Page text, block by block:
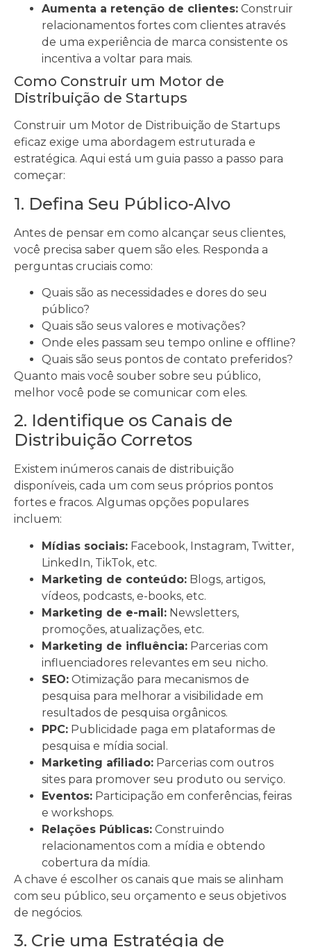
Aumenta a retenção de clientes: Construir
relacionamentos fortes com clientes através
de uma experiência de marca consistente os
incentiva a voltar para mais.
Como Construir um Motor de
Distribuição de Startups
Construir um Motor de Distribuição de Startups
eficaz exige uma abordagem estruturada e
estratégica. Aqui está um guia passo a passo para
começar:
1. Defina Seu Público-Alvo
Antes de pensar em como alcançar seus clientes,
você precisa saber quem são eles. Responda a
perguntas cruciais como:
Quais são as necessidades e dores do seu
público?
Quais são seus valores e motivações?
Onde eles passam seu tempo online e offline?
Quais são seus pontos de contato preferidos?
Quanto mais você souber sobre seu público,
melhor você pode se comunicar com eles.
2. Identifique os Canais de
Distribuição Corretos
Existem inúmeros canais de distribuição
disponíveis, cada um com seus próprios pontos
fortes e fracos. Algumas opções populares
incluem:
Mídias sociais: Facebook, Instagram, Twitter,
LinkedIn, TikTok, etc.
Marketing de conteúdo: Blogs, artigos,
vídeos, podcasts, e-books, etc.
Marketing de e-mail: Newsletters,
promoções, atualizações, etc.
Marketing de influência: Parcerias com
influenciadores relevantes em seu nicho.
SEO: Otimização para mecanismos de
pesquisa para melhorar a visibilidade em
resultados de pesquisa orgânicos.
PPC: Publicidade paga em plataformas de
pesquisa e mídia social.
Marketing afiliado: Parcerias com outros
sites para promover seu produto ou serviço.
Eventos: Participação em conferências, feiras
e workshops.
Relações Públicas: Construindo
relacionamentos com a mídia e obtendo
cobertura da mídia.
A chave é escolher os canais que mais se alinham
com seu público, seu orçamento e seus objetivos
de negócios.
3. Crie uma Estratégia de